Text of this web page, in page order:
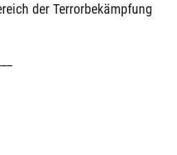
der Terrorbekämpfung